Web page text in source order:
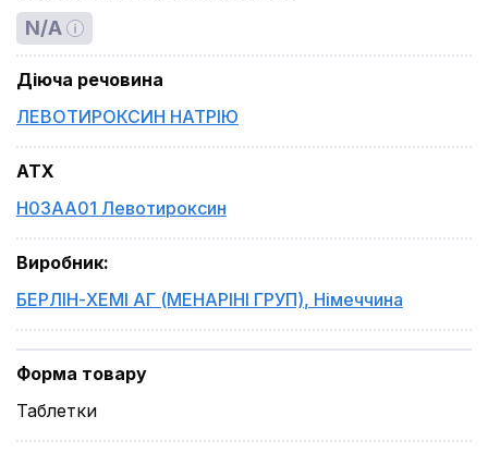
N/A
Діюча речовина
ЛЕВОТИРОКСИН НАТРІЮ
ATX
H03AA01 Левотироксин
Виробник:
БЕРЛІН-ХЕМІ АГ (МЕНАРІНІ ГРУП), Німеччина
Форма товару
Таблетки